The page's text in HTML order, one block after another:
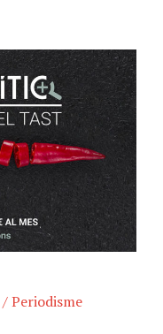
/Periodisme